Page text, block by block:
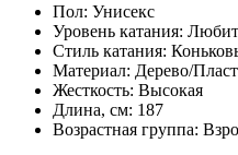
Пол: Унисекс
Уровень катания:
Стиль катания:
Материал: Дерево/
Жесткость: Высокая
Длина, см: 187
Возрастная группа: